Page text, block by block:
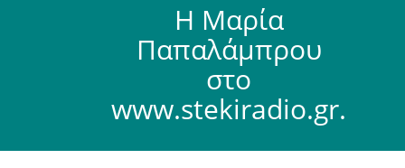
Η Μαρία
Παπαλάμπρου
στο
www.stekiradio.gr.